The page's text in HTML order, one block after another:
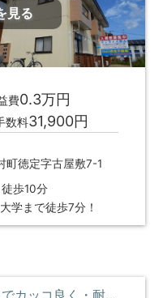
見る
費0.3万円
数料31,900円
町徳定字古屋敷7-1
歩10分
学まで徒歩7分！
【ティエード302】キーレスでカッコ良く・耐震耐火で安心・断熱効果でいつでも快適な部屋 ③階 **即入居募集中**